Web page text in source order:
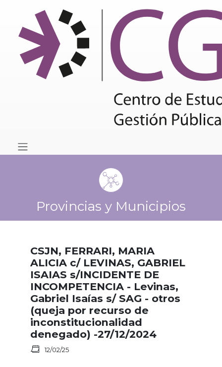
Provincias y Municipios
CSJN, FERRARI, MARIA
ALICIA c/ LEVINAS, GABRIEL
ISAIAS s/INCIDENTE DE
INCOMPETENCIA - Levinas,
Gabriel Isaías s/ SAG - otros
(queja por recurso de
inconstitucionalidad
denegado) -27/12/2024
12/02/25